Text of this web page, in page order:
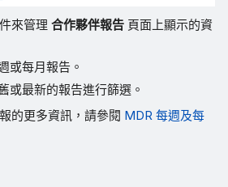
來管理 合作夥伴報告 頁面上顯示的資
或每月報告。
或最新的報告進行篩選。
的更多資訊，請參閱 MDR 每週及每